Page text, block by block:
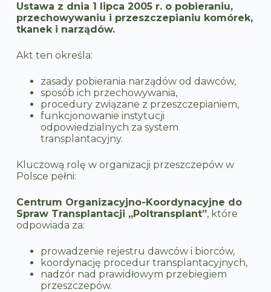
Ustawa z dnia 1 lipca 2005 r. o pobieraniu,
przechowywaniu i przeszczepianiu komórek,
tkanek i narządów.
Akt ten określa:
zasady pobierania narządów od dawców,
sposób ich przechowywania,
procedury związane z przeszczepianiem,
funkcjonowanie instytucji
odpowiedzialnych za system
transplantacyjny.
Kluczową rolę w organizacji przeszczepów w
Polsce pełni:
Centrum Organizacyjno-Koordynacyjne do
Spraw Transplantacji „Poltransplant”, które
odpowiada za:
prowadzenie rejestru dawców i biorców,
koordynację procedur transplantacyjnych,
nadzór nad prawidłowym przebiegiem
przeszczepów.